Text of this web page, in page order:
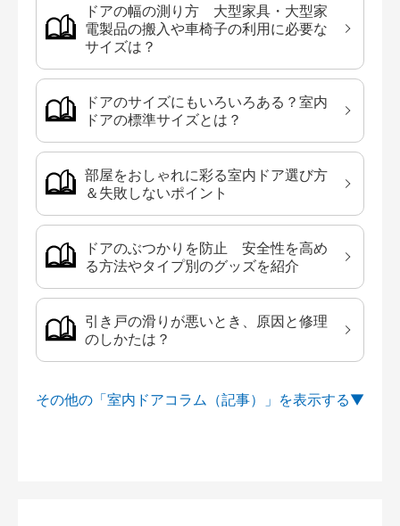
ドアの幅の測り方 大型家具・大型家
電製品の搬入や車椅子の利用に必要な
サイズは？
ドアのサイズにもいろいろある？室内
ドアの標準サイズとは？
部屋をおしゃれに彩る室内ドア選び方
＆失敗しないポイント
ドアのぶつかりを防止 安全性を高め
る方法やタイプ別のグッズを紹介
引き戸の滑りが悪いとき、原因と修理
のしかたは？
その他の「室内ドアコラム（記事）」を